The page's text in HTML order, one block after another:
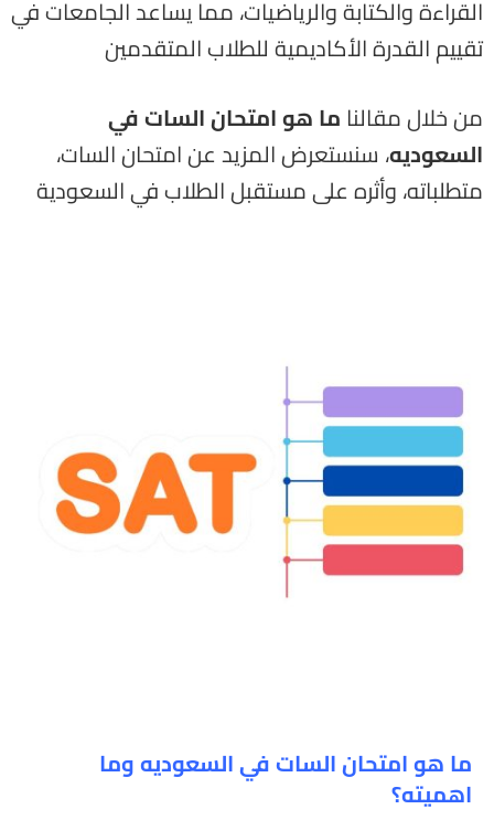
القراءة والكتابة والرياضيات، مما يساعد الجامعات في
تقييم القدرة الأكاديمية للطلاب المتقدمين
من خلال مقالنا ما هو امتحان السات في
السعوديه، سنستعرض المزيد عن امتحان السات،
متطلباته، وأثره على مستقبل الطلاب في السعودية
ما هو امتحان السات في السعوديه وما
اهميته؟